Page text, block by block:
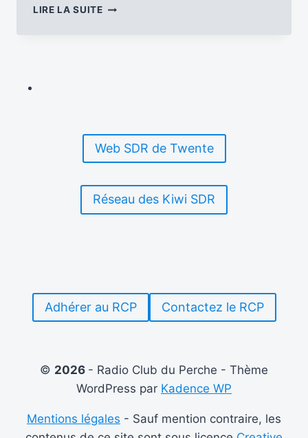
LIRE LA SUITE« DELICATO »,
Web SDR de Twente
Réseau des Kiwi SDR
Adhérer au RCP Contactez le RCP
© 2026 - Radio Club du Perche - Thème
WordPress par Kadence WP
Mentions légales - Sauf mention contraire, les